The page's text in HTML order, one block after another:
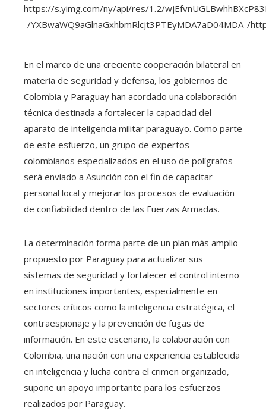
En el marco de una creciente cooperación bilateral en
materia de seguridad y defensa, los gobiernos de
Colombia y Paraguay han acordado una colaboración
técnica destinada a fortalecer la capacidad del
aparato de inteligencia militar paraguayo. Como parte
de este esfuerzo, un grupo de expertos
colombianos especializados en el uso de polígrafos
será enviado a Asunción con el fin de capacitar
personal local y mejorar los procesos de evaluación
de confiabilidad dentro de las Fuerzas Armadas.
La determinación forma parte de un plan más amplio
propuesto por Paraguay para actualizar sus
sistemas de seguridad y fortalecer el control interno
en instituciones importantes, especialmente en
sectores críticos como la inteligencia estratégica, el
contraespionaje y la prevención de fugas de
información. En este escenario, la colaboración con
Colombia, una nación con una experiencia establecida
en inteligencia y lucha contra el crimen organizado,
supone un apoyo importante para los esfuerzos
realizados por Paraguay.